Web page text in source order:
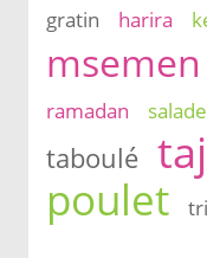
gratin
harira
msemen
ramadan salade
taboulé
poulet